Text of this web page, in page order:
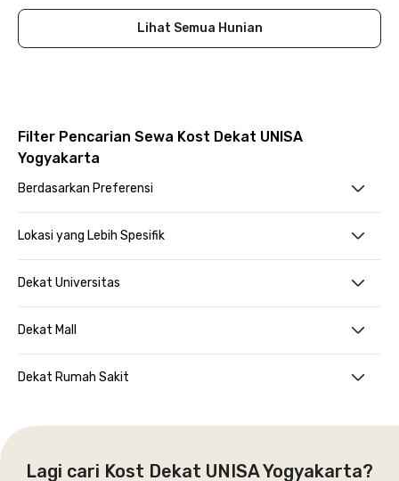
Lihat Semua Hunian
Filter Pencarian Sewa Kost Dekat UNISA
Yogyakarta
Berdasarkan Preferensi
Lokasi yang Lebih Spesifik
Dekat Universitas
Dekat Mall
Dekat Rumah Sakit
Lagi cari Kost Dekat UNISA Yogyakarta?